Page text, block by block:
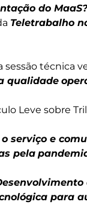
do MaaS?
Teletrabalho
técnica
qualidade
Leve sobre
serviço e
pela
para